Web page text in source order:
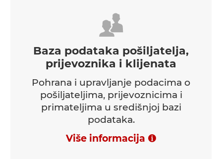
Baza podataka pošiljatelja,
prijevoznika i klijenata
Pohrana i upravljanje podacima o
pošiljateljima, prijevoznicima i
primateljima u središnjoj bazi
podataka.
Više informacija